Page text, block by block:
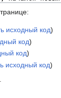
исходный код)
код)
код)
исходный код)